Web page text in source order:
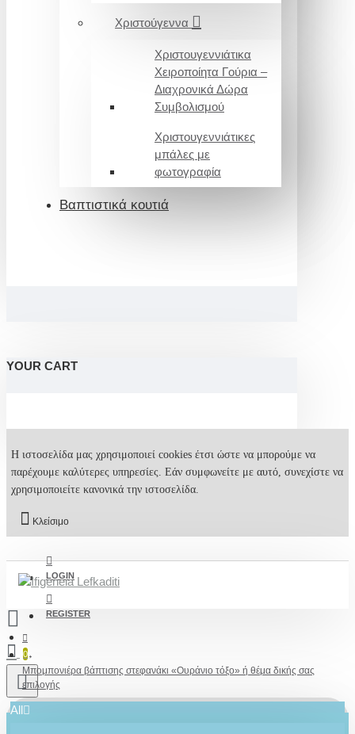
Χριστούγεννα
Χριστουγεννιάτικα
Χειροποίητα Γούρια –
Διαχρονικά Δώρα
Συμβολισμού
Χριστουγεννιάτικες
μπάλες με
φωτογραφία
Βαπτιστικά κουτιά
YOUR CART
Η ιστοσελίδα μας χρησιμοποιεί cookies έτσι ώστε να μπορούμε να
παρέχουμε καλύτερες υπηρεσίες. Εάν συμφωνείτε με αυτό, συνεχίστε να
χρησιμοποιείτε κανονικά την ιστοσελίδα.
Κλείσιμο
LOGIN
REGISTER
0
All
Μπομπονιέρα βάπτισης στεφανάκι «Ουράνιο τόξο» ή θέμα δικής σας
επιλογής